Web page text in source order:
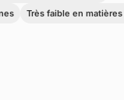
Très faible en